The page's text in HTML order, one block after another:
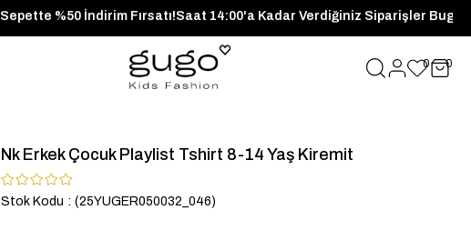
Tüm Ürünlerde Sepette %50 İndirim Fırsatı!Saat 14:00'a Kadar Verdiğiniz
0 0
Nk Erkek Çocuk Playlist Tshirt 8-14 Yaş Kiremit
Stok Kodu (25YUGER050032_046)